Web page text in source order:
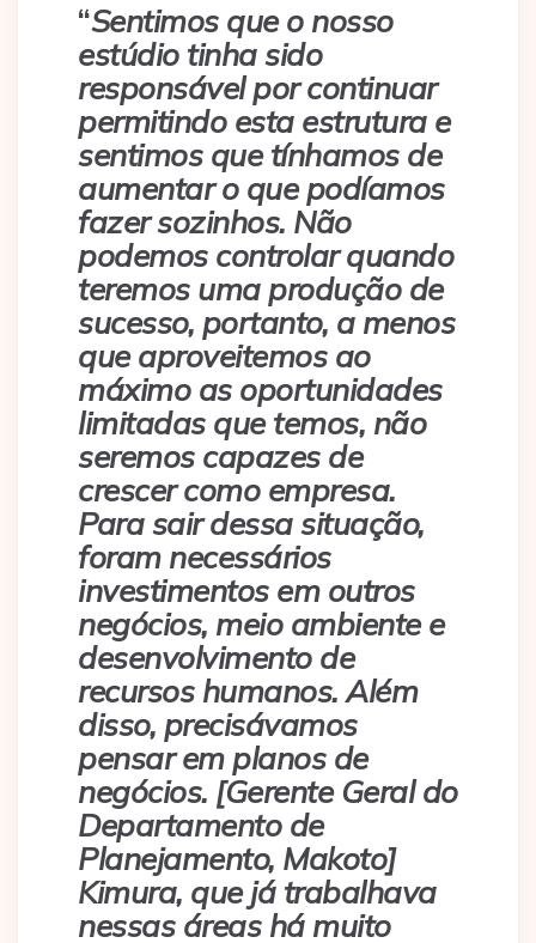
“Sentimos que o nosso
estúdio tinha sido
responsável por continuar
permitindo esta estrutura e
sentimos que tínhamos de
aumentar o que podíamos
fazer sozinhos. Não
podemos controlar quando
teremos uma produção de
sucesso, portanto, a menos
que aproveitemos ao
máximo as oportunidades
limitadas que temos, não
seremos capazes de
crescer como empresa.
Para sair dessa situação,
foram necessários
investimentos em outros
negócios, meio ambiente e
desenvolvimento de
recursos humanos. Além
disso, precisávamos
pensar em planos de
negócios. [Gerente Geral do
Departamento de
Planejamento, Makoto]
Kimura, que já trabalhava
nessas áreas há muito